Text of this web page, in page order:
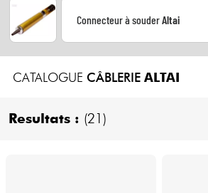
Home Studio
Casques
Micros & HF
DJ
Connecteur à souderAltai
CATALOGUE CÂBLERIE ALTAI
Resultats : (21)